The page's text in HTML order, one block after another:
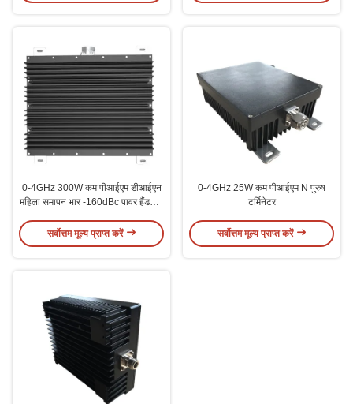
0-4GHz 300W कम पीआईएम डीआईएन
महिला समापन भार -160dBc पावर हैंडलिंग
सर्वोत्तम मूल्य प्राप्त करें
0-4GHz 25W कम पीआईएम N पुरुष
टर्मिनेटर
सर्वोत्तम मूल्य प्राप्त करें